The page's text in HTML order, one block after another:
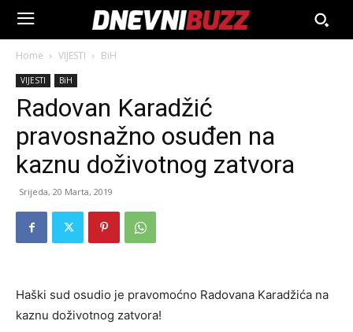
Home VIJESTI BiH
VIJESTI BiH
Radovan Karadžić
pravosnažno osuđen na
kaznu doživotnog zatvora
Srijeda, 20 Marta, 2019
Haški sud osudio je pravomoćno Radovana Karadžića na
kaznu doživotnog zatvora!